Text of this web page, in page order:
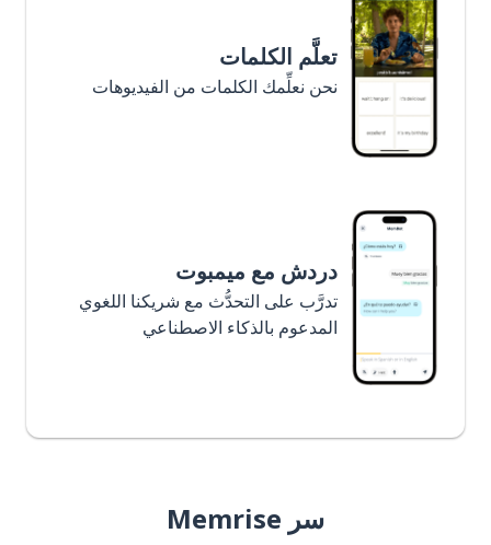
تعلَّم الكلمات
نحن نعلِّمك الكلمات من الفيديوهات
دردش مع ميمبوت
تدرَّب على التحدُّث مع شريكنا اللغوي
المدعوم بالذكاء الاصطناعي
سر Memrise